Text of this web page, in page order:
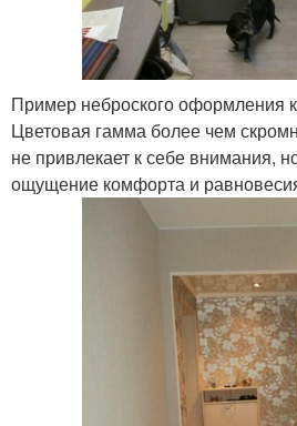
Пример неброского оформления
Цветовая гамма более чем
не привлекает к себе внимания,
ощущение комфорта и